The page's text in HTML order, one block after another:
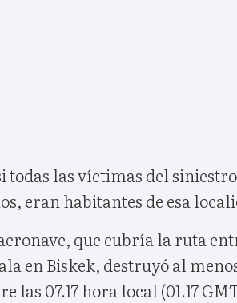
todas las víctimas del
eran habitantes de esa
que cubría la ruta
en Biskek, destruyó al
las 07.17 hora local (01.17